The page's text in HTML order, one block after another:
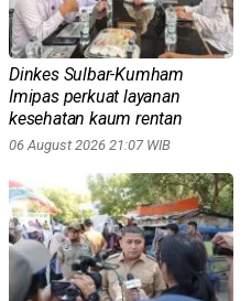
Dinkes Sulbar-Kumham
Imipas perkuat layanan
kesehatan kaum rentan
06 August 2026 21:07 WIB